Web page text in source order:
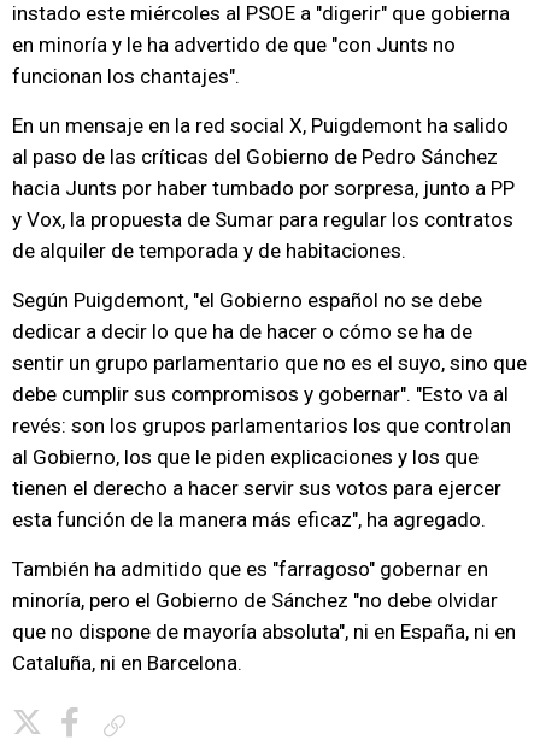
instado este miércoles al PSOE a "digerir" que gobierna
en minoría y le ha advertido de que "con Junts no
funcionan los chantajes".
En un mensaje en la red social X, Puigdemont ha salido
al paso de las críticas del Gobierno de Pedro Sánchez
hacia Junts por haber tumbado por sorpresa, junto a PP
y Vox, la propuesta de Sumar para regular los contratos
de alquiler de temporada y de habitaciones.
Según Puigdemont, "el Gobierno español no se debe
dedicar a decir lo que ha de hacer o cómo se ha de
sentir un grupo parlamentario que no es el suyo, sino que
debe cumplir sus compromisos y gobernar". "Esto va al
revés: son los grupos parlamentarios los que controlan
al Gobierno, los que le piden explicaciones y los que
tienen el derecho a hacer servir sus votos para ejercer
esta función de la manera más eficaz", ha agregado.
También ha admitido que es "farragoso" gobernar en
minoría, pero el Gobierno de Sánchez "no debe olvidar
que no dispone de mayoría absoluta", ni en España, ni en
Cataluña, ni en Barcelona.